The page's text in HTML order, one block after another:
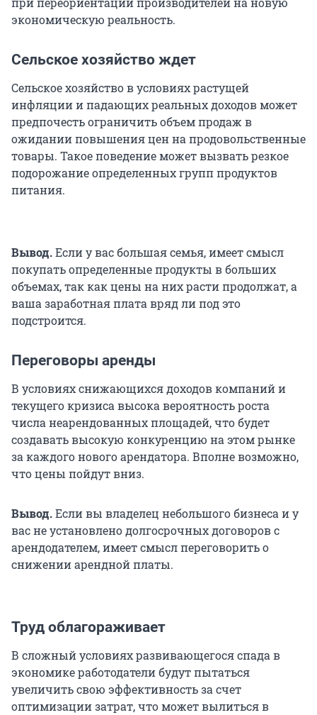
экономическую реальность.
Сельское хозяйство ждет
Сельское хозяйство в условиях растущей
инфляции и падающих реальных доходов может
предпочесть ограничить объем продаж в
ожидании повышения цен на продовольственные
товары. Такое поведение может вызвать резкое
подорожание определенных групп продуктов
питания.
Вывод.Если у вас большая семья, имеет смысл
покупать определенные продукты в больших
объемах, так как цены на них расти продолжат, а
ваша заработная плата вряд ли под это
подстроится.
Переговоры аренды
В условиях снижающихся доходов компаний и
текущего кризиса высока вероятность роста
числа неарендованных площадей, что будет
создавать высокую конкуренцию на этом рынке
за каждого нового арендатора. Вполне возможно,
что цены пойдут вниз.
Вывод.Если вы владелец небольшого бизнеса и у
вас не установлено долгосрочных договоров с
арендодателем, имеет смысл переговорить о
снижении арендной платы.
Труд облагораживает
В сложный условиях развивающегося спада в
экономике работодатели будут пытаться
увеличить свою эффективность за счет
оптимизации затрат, что может вылиться в